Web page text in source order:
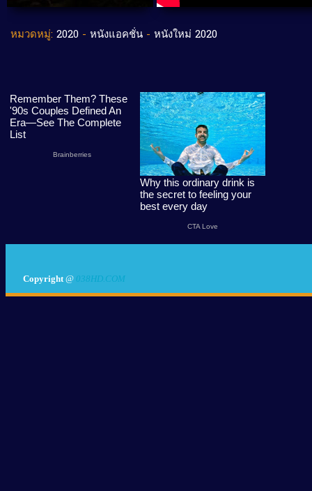
หมวดหมู่: 2020 - หนังแอคชั่น - หนังใหม่ 2020
Copyright@ 038HD.COM